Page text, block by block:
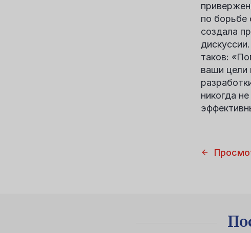
по борьбе
создала
таков:
ваши цели
никогда